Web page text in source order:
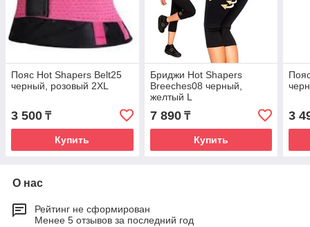
Пояс Hot Shapers Belt25
черный, розовый 2XL
3 500 ₸
Купить
Бриджи Hot Shapers
Breeches08 черный,
желтый L
7 890₸
Купить
3
О нас
Рейтинг не сформирован
Менее 5 отзывов за последний год